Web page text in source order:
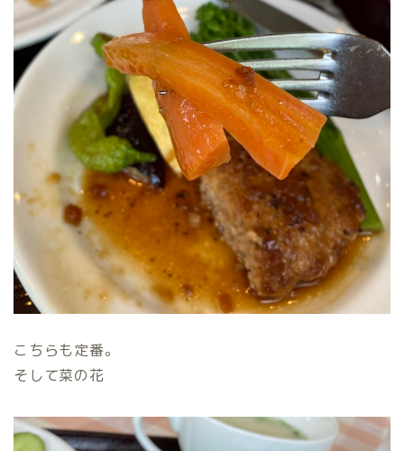
こちらも定番。
そして菜の花